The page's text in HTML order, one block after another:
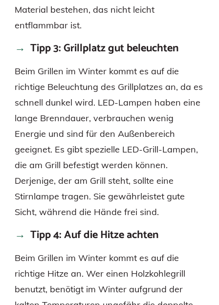
Material bestehen, das nicht leicht
entflammbar ist.
Tipp 3: Grillplatz gut beleuchten
Beim Grillen im Winter kommt es auf die
richtige Beleuchtung des Grillplatzes an, da es
schnell dunkel wird. LED-Lampen haben eine
lange Brenndauer, verbrauchen wenig
Energie und sind für den Außenbereich
geeignet. Es gibt spezielle LED-Grill-Lampen,
die am Grill befestigt werden können.
Derjenige, der am Grill steht, sollte eine
Stirnlampe tragen. Sie gewährleistet gute
Sicht, während die Hände frei sind.
Tipp 4: Auf die Hitze achten
Beim Grillen im Winter kommt es auf die
richtige Hitze an. Wer einen Holzkohlegrill
benutzt, benötigt im Winter aufgrund der